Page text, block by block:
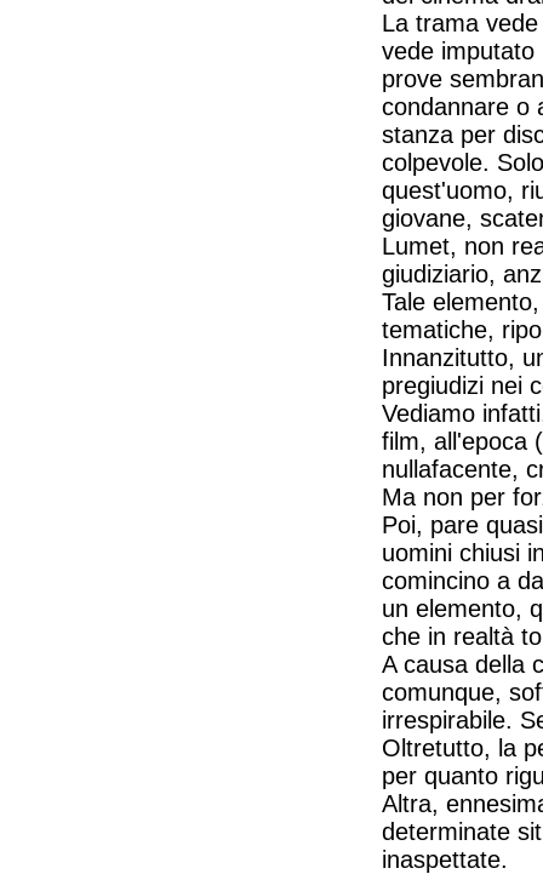
La trama
vede imputato
prove
condannare o
stanza per
colpevole.
quest'uomo,
giovane,
Lumet, non
giudiziario,
Tale
tematiche,
Innanzitutto,
pregiudizi nei
Vediamo
film, all'epoca
nullafacente,
Ma non per
Poi, pare
uomini chiusi
comincino a
un elemento,
che in realtà
A causa della
comunque,
irrespirabile.
Oltretutto, la
per quanto
Altra,
determinate
inaspettate.